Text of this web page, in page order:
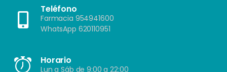
Teléfono
Farmacia 954941600
WhatsApp 620110951
Horario
Lun a Sáb de 9:00 a 22:00